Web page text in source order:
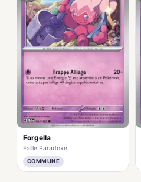
Forgella
Faille Paradoxe
COMMUNE